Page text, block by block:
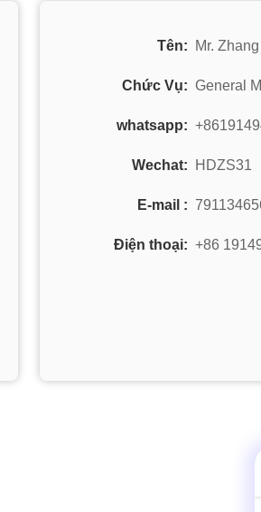
Tên: Mr. Zhang
Chức Vụ: General
whatsapp:
Wechat: HDZS31
E-mail :
Điện thoại: +86